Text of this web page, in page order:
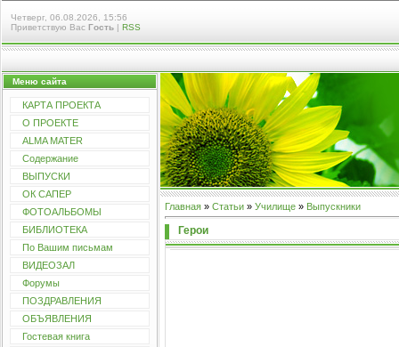
Четверг, 06.08.2026, 15:56
Приветствую Вас Гость | RSS
Меню сайта
КАРТА ПРОЕКТА
О ПРОЕКТЕ
ALMA MATER
Содержание
ВЫПУСКИ
ОК САПЕР
ФОТОАЛЬБОМЫ
БИБЛИОТЕКА
По Вашим письмам
ВИДЕОЗАЛ
Форумы
ПОЗДРАВЛЕНИЯ
ОБЪЯВЛЕНИЯ
Гостевая книга
Главная » Статьи » Училищe » Выпускники
Герои